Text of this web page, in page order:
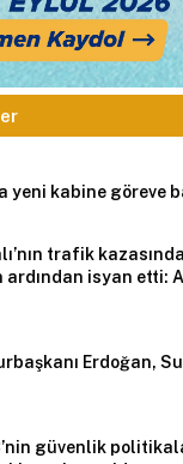
yeni kabine göreve
trafik
ardından isyan etti:
Erdoğan,
güvenlik